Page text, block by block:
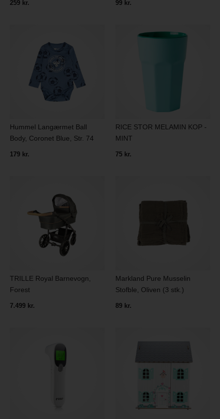
259 kr. 99 kr.
Hummel Langærmet Ball
Body, Coronet Blue, Str. 74
179 kr.
RICE STOR MELAMIN KOP -
MINT
75 kr.
TRILLE Royal Barnevogn,
Forest
7.499 kr.
Markland Pure Musselin
Stofble, Oliven (3 stk.)
89 kr.